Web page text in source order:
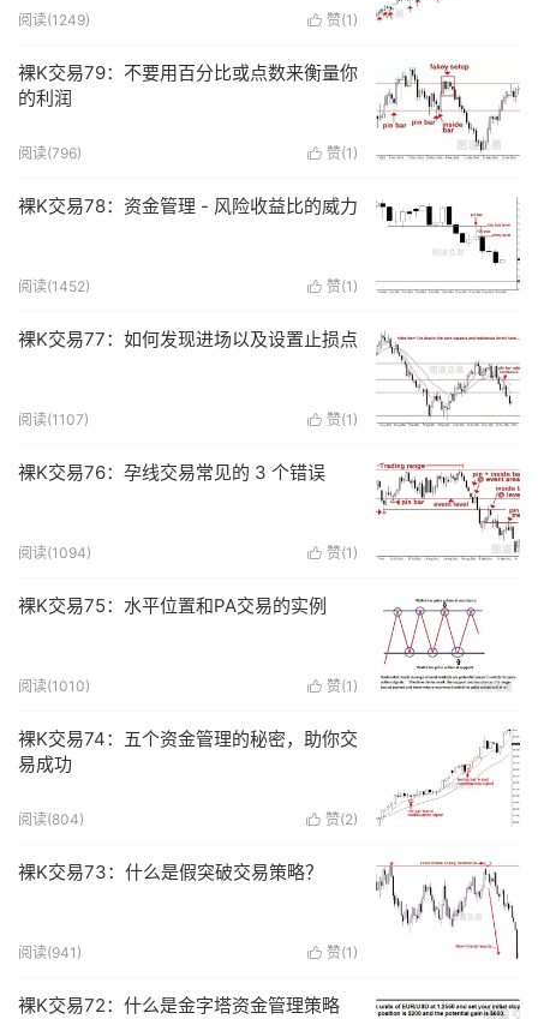
 赞(1 )
阅读(1249)
裸K交易79：不要用百分比或点数来衡量你
的利润
 赞(1 )
阅读(796)
裸K交易78：资金管理 - 风险收益比的威力
 赞(1 )
阅读(1452)
裸K交易77：如何发现进场以及设置止损点
 赞(1 )
阅读(1107)
裸K交易76：孕线交易常见的 3 个错误
 赞(1 )
阅读(1094)
裸K交易75：水平位置和PA交易的实例
 赞(1 )
阅读(1010)
裸K交易74：五个资金管理的秘密，助你交
易成功
 赞(2)
阅读(804)
裸K交易73：什么是假突破交易策略？
 赞(1 )
阅读(941 )
裸K交易72：什么是金字塔资金管理策略